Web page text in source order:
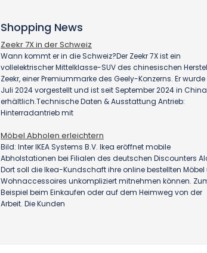
Shopping News
Zeekr 7X in der Schweiz
Wann kommt er in die Schweiz?Der Zeekr 7X ist ein
vollelektrischer Mittelklasse-SUV des chinesischen
Zeekr, einer Premiummarke des Geely-Konzerns. Er
Juli 2024 vorgestellt und ist seit September 2024 in China
erhältlich.Technische Daten & Ausstattung Antrieb:
Hinterradantrieb mit
Möbel Abholen erleichtern
Bild: Inter IKEA Systems B.V. Ikea eröffnet mobile
Abholstationen bei Filialen des deutschen Discounters
Dort soll die Ikea-Kundschaft ihre online bestellten Möbel
Wohnaccessoires unkompliziert mitnehmen können.
Beispiel beim Einkaufen oder auf dem Heimweg von der
Arbeit. Die Kunden